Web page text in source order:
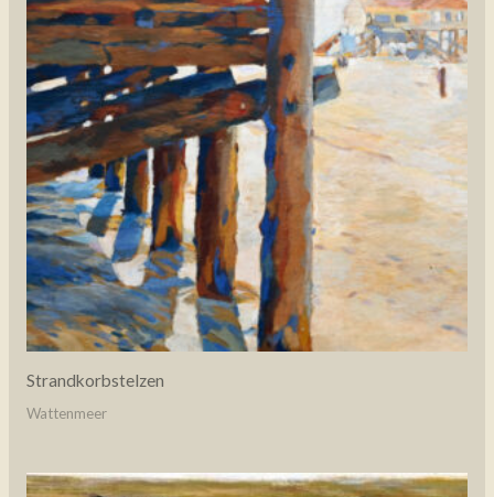
Strandkorbstelzen
Wattenmeer